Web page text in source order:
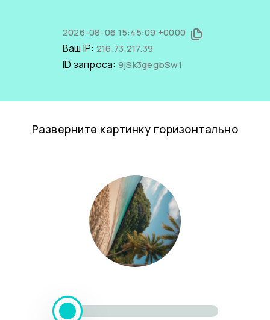
2026-08-06 15:45:09 +0000
Ваш IP: 216.73.217.39
ID запроса: 9jSk3gegbSw1
Разверните картинку горизонтально